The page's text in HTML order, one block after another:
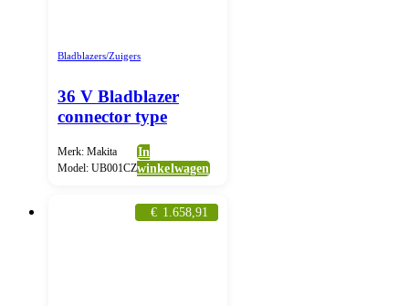
Bladblazers/Zuigers
36 V Bladblazer
connector type
Merk: Makita
Model: UB001CZ
In
winkelwagen
€ 1.658,91